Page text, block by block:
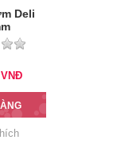
Deli
VNĐ